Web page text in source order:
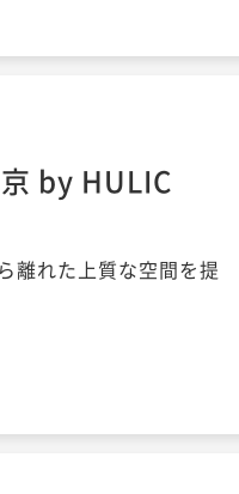
by HULIC
離れた上質な空間を提